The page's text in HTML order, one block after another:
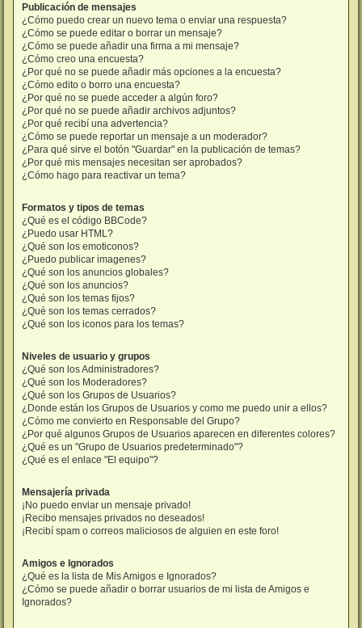
Publicación de mensajes
¿Cómo puedo crear un nuevo tema o enviar una respuesta?
¿Cómo se puede editar o borrar un mensaje?
¿Cómo se puede añadir una firma a mi mensaje?
¿Cómo creo una encuesta?
¿Por qué no se puede añadir más opciones a la encuesta?
¿Cómo edito o borro una encuesta?
¿Por qué no se puede acceder a algún foro?
¿Por qué no se puede añadir archivos adjuntos?
¿Por qué recibí una advertencia?
¿Cómo se puede reportar un mensaje a un moderador?
¿Para qué sirve el botón "Guardar" en la publicación de temas?
¿Por qué mis mensajes necesitan ser aprobados?
¿Cómo hago para reactivar un tema?
Formatos y tipos de temas
¿Qué es el código BBCode?
¿Puedo usar HTML?
¿Qué son los emoticonos?
¿Puedo publicar imagenes?
¿Qué son los anuncios globales?
¿Qué son los anuncios?
¿Qué son los temas fijos?
¿Qué son los temas cerrados?
¿Qué son los iconos para los temas?
Niveles de usuario y grupos
¿Qué son los Administradores?
¿Qué son los Moderadores?
¿Qué son los Grupos de Usuarios?
¿Donde están los Grupos de Usuarios y como me puedo unir a ellos?
¿Cómo me convierto en Responsable del Grupo?
¿Por qué algunos Grupos de Usuarios aparecen en diferentes colores?
¿Qué es un "Grupo de Usuarios predeterminado"?
¿Qué es el enlace "El equipo"?
Mensajería privada
¡No puedo enviar un mensaje privado!
¡Recibo mensajes privados no deseados!
¡Recibí spam o correos maliciosos de alguien en este foro!
Amigos e Ignorados
¿Qué es la lista de Mis Amigos e Ignorados?
¿Cómo se puede añadir o borrar usuarios de mi lista de Amigos e
Ignorados?